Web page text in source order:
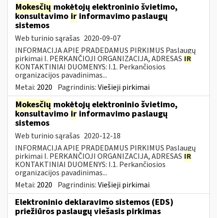
Mokesčių mokėtojų elektroninio švietimo,
konsultavimo ir informavimo paslaugų
sistemos
Web turinio sąrašas 2020-09-07
INFORMACIJA APIE PRADEDAMUS PIRKIMUS Paslaugų
pirkimai I. PERKANČIOJI ORGANIZACIJA, ADRESAS IR
KONTAKTINIAI DUOMENYS: I.1. Perkančiosios
organizacijos pavadinimas...
Metai: 2020 Pagrindinis:Viešieji pirkimai
Mokesčių mokėtojų elektroninio švietimo,
konsultavimo ir informavimo paslaugų
sistemos
Web turinio sąrašas 2020-12-18
INFORMACIJA APIE PRADEDAMUS PIRKIMUS Paslaugų
pirkimai I. PERKANČIOJI ORGANIZACIJA, ADRESAS IR
KONTAKTINIAI DUOMENYS: I.1. Perkančiosios
organizacijos pavadinimas...
Metai: 2020 Pagrindinis:Viešieji pirkimai
Elektroninio deklaravimo sistemos (EDS)
priežiūros paslaugų viešasis pirkimas